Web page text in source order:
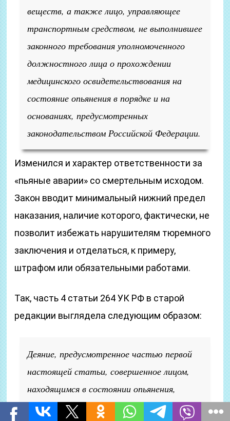
веществ, а также лицо, управляющее
транспортным средством, не выполнившее
законного требования уполномоченного
должностного лица о прохождении
медицинского освидетельствования на
состояние опьянения в порядке и на
основаниях, предусмотренных
законодательством Российской Федерации.
Изменился и характер ответственности за
«пьяные аварии» со смертельным исходом.
Закон вводит минимальный нижний предел
наказания, наличие которого, фактически, не
позволит избежать нарушителям тюремного
заключения и отделаться, к примеру,
штрафом или обязательными работами.
Так, часть 4 статьи 264 УК РФ в старой
редакции выглядела следующим образом:
Деяние, предусмотренное частью первой
настоящей статьи, совершенное лицом,
находящимся в состоянии опьянения,
повлекшее по неосторожности смерть